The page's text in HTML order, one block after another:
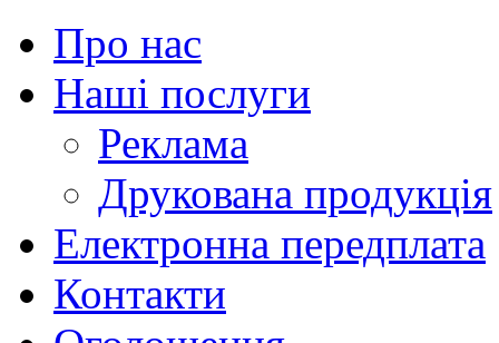
Про нас
Наші послуги
Реклама
Друкована продукція
Електронна передплата
Контакти